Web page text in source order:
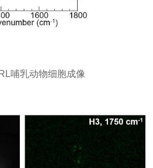
哺乳动物细胞成像